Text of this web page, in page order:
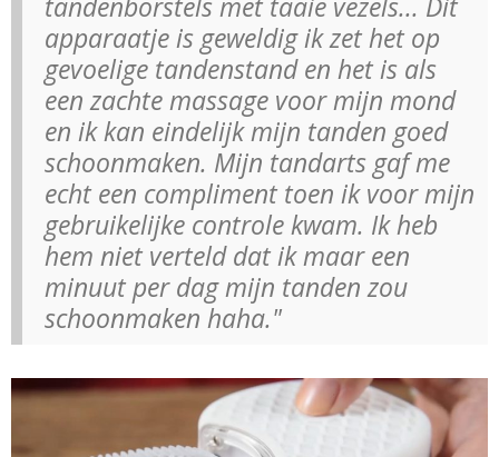
tandenborstels met taaie vezels... Dit
apparaatje is geweldig ik zet het op
gevoelige tandenstand en het is als
een zachte massage voor mijn mond
en ik kan eindelijk mijn tanden goed
schoonmaken. Mijn tandarts gaf me
echt een compliment toen ik voor mijn
gebruikelijke controle kwam. Ik heb
hem niet verteld dat ik maar een
minuut per dag mijn tanden zou
schoonmaken haha."